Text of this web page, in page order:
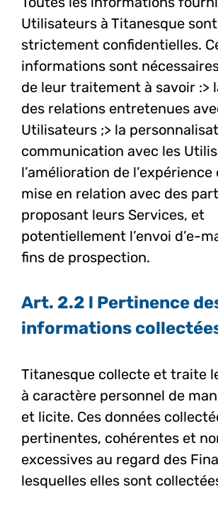
Utilisateurs à Titanesque sont
strictement confidentielles.
informations sont
de leur traitement à savoir :>
des relations entretenues
Utilisateurs ;> la
communication avec les
l’amélioration de l’expérience
mise en relation avec des
proposant leurs Services, et
potentiellement l’envoi d’e-
fins de prospection.
Art. 2.2 l Pertinence
informations
Titanesque collecte et traite
à caractère personnel de
et licite. Ces données
pertinentes, cohérentes et
excessives au regard des
lesquelles elles sont